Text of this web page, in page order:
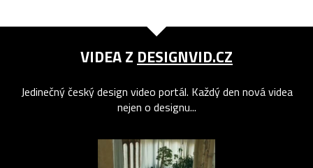
VIDEA Z DESIGNVID.CZ
Jedinečný český design video portál. Každý den nová videa
nejen o designu...